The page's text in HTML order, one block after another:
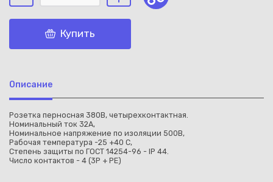
Купить
Описание
Розетка перносная 380В, четырехконтактная.
Номинальный ток 32А,
Номинальное напряжение по изоляции 500В,
Рабочая температура -25 +40 С,
Степень защиты по ГОСТ 14254-96 - IP 44.
Число контактов - 4 (3P + PE)